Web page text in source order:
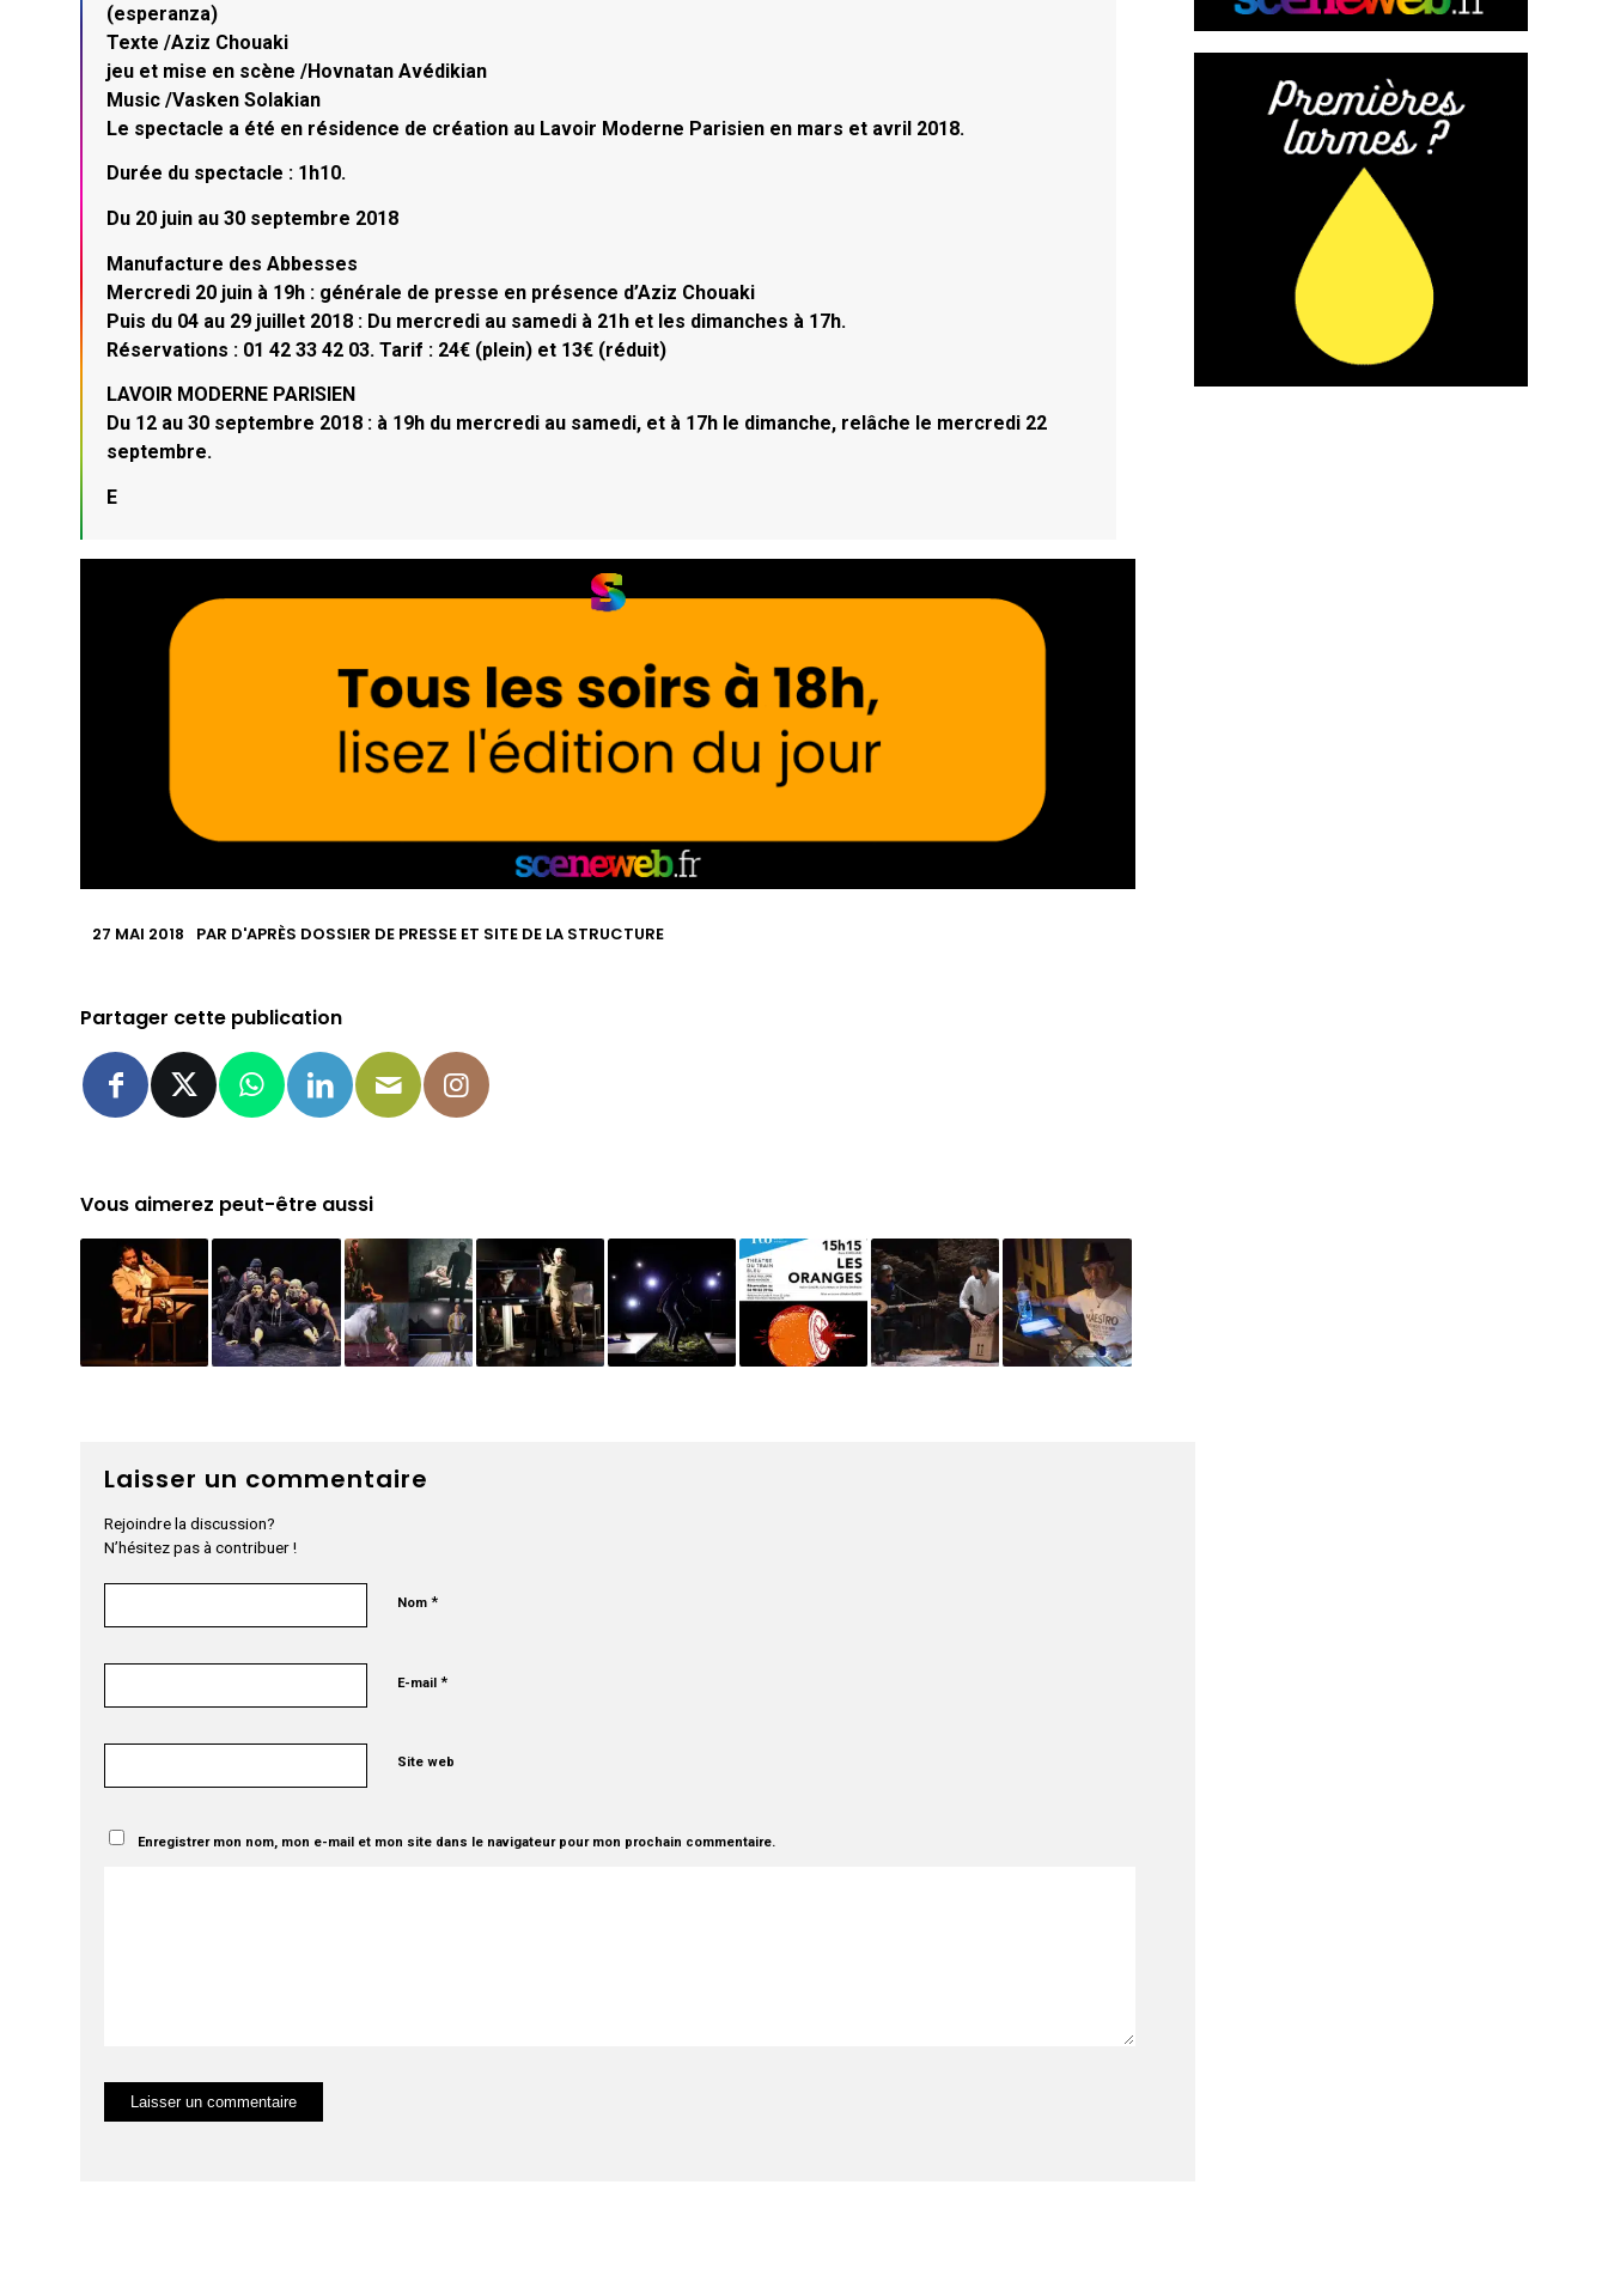
(esperanza)
Texte /Aziz Chouaki
jeu et mise en scène /Hovnatan Avédikian
Music /Vasken Solakian
Le spectacle a été en résidence de création au Lavoir Moderne Parisien en mars et avril 2018.
Durée du spectacle : 1h10.
Du 20 juin au 30 septembre 2018
Manufacture des Abbesses
Mercredi 20 juin à 19h : générale de presse en présence d’Aziz Chouaki
Puis du 04 au 29 juillet 2018 : Du mercredi au samedi à 21h et les dimanches à 17h.
Réservations : 01 42 33 42 03. Tarif : 24€ (plein) et 13€ (réduit)
LAVOIR MODERNE PARISIEN
Du 12 au 30 septembre 2018 : à 19h du mercredi au samedi, et à 17h le dimanche, relâche le mercredi 22
septembre.
E
27 MAI 2018 PAR D'APRÈS DOSSIER DE PRESSE ET SITE DE LA STRUCTURE
Partager cette publication
Vous aimerez peut-être aussi
Laisser un commentaire
Rejoindre la discussion?
N’hésitez pas à contribuer !
Nom*
E-mail*
Site web
Enregistrer mon nom, mon e-mail et mon site dans le navigateur pour mon prochain commentaire.